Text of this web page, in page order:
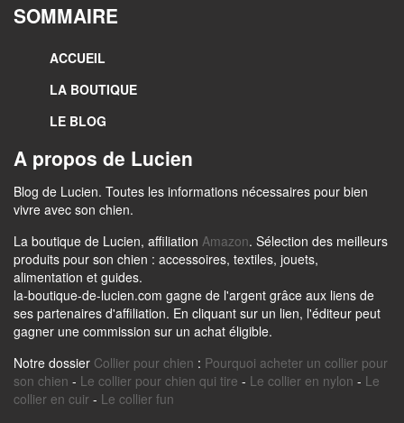
SOMMAIRE
ACCUEIL
LA BOUTIQUE
LE BLOG
A propos de Lucien
Blog de Lucien. Toutes les informations nécessaires pour bien
vivre avec son chien.
La boutique de Lucien, affiliation Amazon. Sélection des meilleurs
produits pour son chien : accessoires, textiles, jouets,
alimentation et guides.
la-boutique-de-lucien.com gagne de l'argent grâce aux liens de
ses partenaires d'affiliation. En cliquant sur un lien, l'éditeur peut
gagner une commission sur un achat éligible.
Notre dossier Collier pour chien : Pourquoi acheter un collier pour
son chien - Le collier pour chien qui tire - Le collier en nylon - Le
collier en cuir - Le collier fun